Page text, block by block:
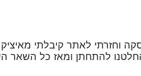
וחזרתי לאתר קיבלתי מאיציק